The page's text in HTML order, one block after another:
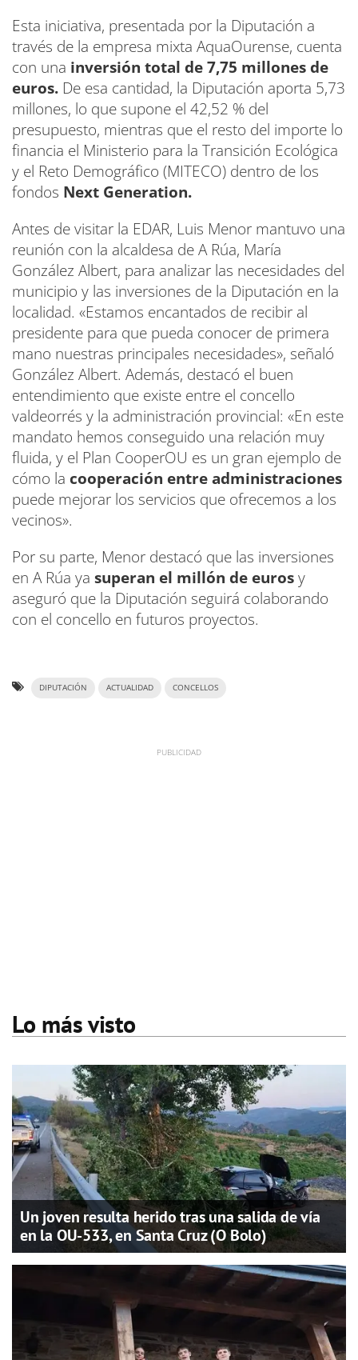
Esta iniciativa, presentada por la Diputación a
través de la empresa mixta AquaOurense, cuenta
con una inversión total de 7,75 millones de
euros. De esa cantidad, la Diputación aporta 5,73
millones, lo que supone el 42,52 % del
presupuesto, mientras que el resto del importe lo
financia el Ministerio para la Transición Ecológica
y el Reto Demográfico (MITECO) dentro de los
fondos Next Generation.
Antes de visitar la EDAR, Luis Menor mantuvo una
reunión con la alcaldesa de A Rúa, María
González Albert, para analizar las necesidades del
municipio y las inversiones de la Diputación en la
localidad. «Estamos encantados de recibir al
presidente para que pueda conocer de primera
mano nuestras principales necesidades», señaló
González Albert. Además, destacó el buen
entendimiento que existe entre el concello
valdeorrés y la administración provincial: «En este
mandato hemos conseguido una relación muy
fluida, y el Plan CooperOU es un gran ejemplo de
cómo la cooperación entre administraciones
puede mejorar los servicios que ofrecemos a los
vecinos».
Por su parte, Menor destacó que las inversiones
en A Rúa ya superan el millón de eurosy
aseguró que la Diputación seguirá colaborando
con el concello en futuros proyectos.
DIPUTACIÓN ACTUALIDAD CONCELLOS
Lo más visto
Un joven resulta herido tras una salida de vía
en la OU-533, en Santa Cruz (O Bolo)